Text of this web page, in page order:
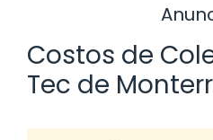
Costos de
Tec de